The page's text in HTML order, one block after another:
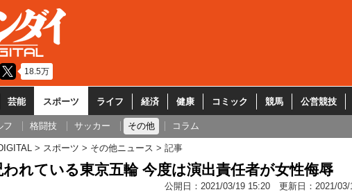
18.5万
芸能 スポーツ ライフ 経済 健康 コミック 競馬 公営競技
フ 格闘技 サッカー その他 コラム
スポーツ その他ニュース 記事
れている東京五輪 今度は演出責任者が女性侮辱
公開日： 2021/03/19 15:20 更新日： 2021/